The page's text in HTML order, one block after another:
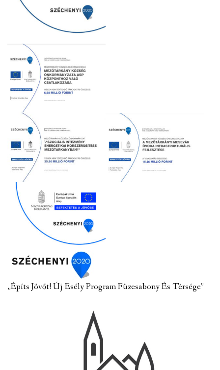
„Építs Jövőt! Új Esély Program Füzesabony És Térsége”